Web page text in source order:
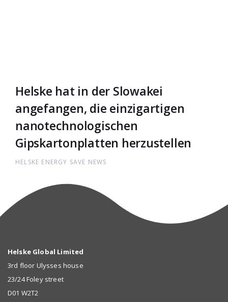
Helske hat in der Slowakei
angefangen, die einzigartigen
nanotechnologischen
Gipskartonplatten herzustellen
HELSKE ENERGY SAVE NEWS
Helske Global Limited
3rd floor Ulysses house
23/24 Foley street
D01 W2T2